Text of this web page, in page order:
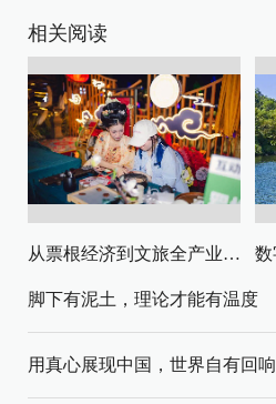
相关阅读
从票根经济到文旅全产业链升级
脚下有泥土，理论才能有温度
用真心展现中国，世界自有回响